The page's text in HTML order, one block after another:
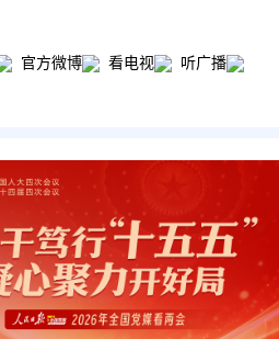
官方微博 看电视 听广播